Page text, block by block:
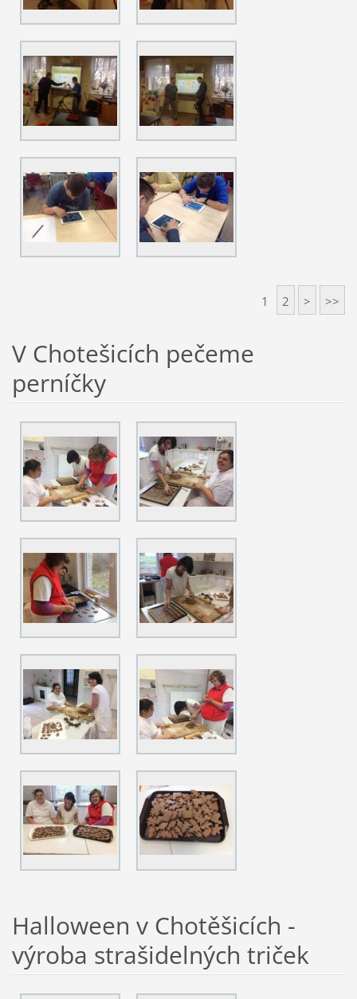
1 2 > >>
V Chotešicích pečeme
perníčky
Halloween v Chotěšicích -
výroba strašidelných triček